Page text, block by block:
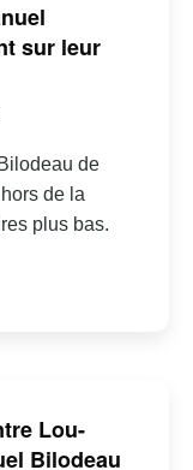
sur leur
de
de la
plus bas.
Lou-
Bilodeau